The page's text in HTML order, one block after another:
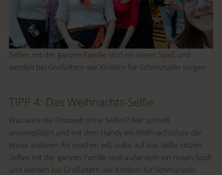
Selfies mit der ganzen Familie sind ein riesen Spaß und
werden bei Großeltern wie Kindern für Schmunzeln sorgen
TIPP 4: Das Weihnachts-Selfie
Was wäre die Fotowelt ohne Selfies? Wer schnell,
unkompliziert und mit dem Handy ein Weihnachtsfoto der
etwas anderen Art machen will, sollte auf das Selfie setzen.
Selfies mit der ganzen Familie sind außerdem ein riesen Spaß
und werden bei Großeltern wie Kindern für Schmunzeln